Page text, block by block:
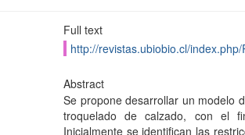
Full text
http://revistas.ubiobio.cl/
Abstract
Se propone desarrollar un modelo
troquelado de calzado, con el
Inicialmente se identifican las